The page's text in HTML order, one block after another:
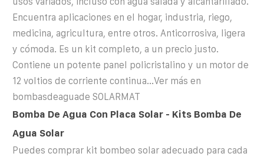
Encuentra aplicaciones en el hogar, industria, riego,
medicina, agricultura, entre otros. Anticorrosiva, ligera
y cómoda. Es un kit completo, a un precio justo.
Contiene un potente panel policristalino y un motor de
12 voltios de corriente continua...Ver más en
bombasdeaguade SOLARMAT
Bomba De Agua Con Placa Solar - Kits Bomba De
Agua Solar
Puedes comprar kit bombeo solar adecuado para cada